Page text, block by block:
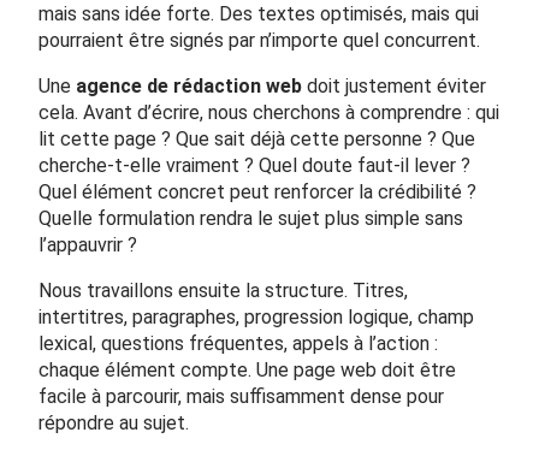
mais sans idée forte. Des textes optimisés, mais qui
pourraient être signés par n’importe quel concurrent.
Une agence de rédaction web doit justement éviter
cela. Avant d’écrire, nous cherchons à comprendre : qui
lit cette page ? Que sait déjà cette personne ? Que
cherche-t-elle vraiment ? Quel doute faut-il lever ?
Quel élément concret peut renforcer la crédibilité ?
Quelle formulation rendra le sujet plus simple sans
l’appauvrir ?
Nous travaillons ensuite la structure. Titres,
intertitres, paragraphes, progression logique, champ
lexical, questions fréquentes, appels à l’action :
chaque élément compte. Une page web doit être
facile à parcourir, mais suffisamment dense pour
répondre au sujet.